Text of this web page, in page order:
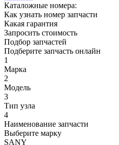
Каталожные номера:
Как узнать номер запчасти
Какая гарантия
Запросить стоимость
Подбор запчастей
Подберите запчасть онлайн
1
Марка
2
Модель
3
Тип узла
4
Наименование запчасти
Выберите марку
SANY